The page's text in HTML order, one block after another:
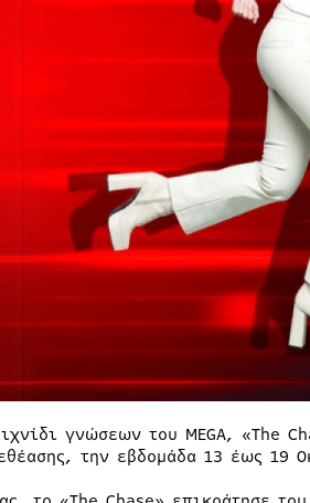
γνώσεων του MEGA, «The
την εβδομάδα 13 έως 19